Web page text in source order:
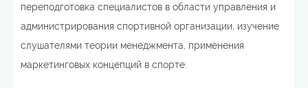
переподготовка специалистов в области управления и
администрирования спортивной организации, изучение
слушателями теории менеджмента, применения
маркетинговых концепций в спорте.